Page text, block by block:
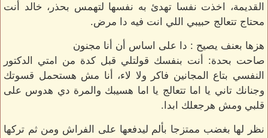
القديمة، اخذت نفسا تهدئ به نفسها لتهمس بحذر، خالد أنت
محتاج تتعالج حبيبي اللي انت فيه دا مرض.
هزها بعنف يصيح : دا على اساس أن أنا مجنون
صاحت بحدة: أنت بنفسك قولتلي قبل كدة من امتي الدكتور
النفسي بتاع المجانين فاكر ولا لاء، أنا مش هستحمل قسوتك
وجنانك تاني يا اما تتعالج يا اما هسيبك والمرة دي هدوس على
قلبي ومش هرجعلك ابدا.
نظر لها بغضب ممتزجا بألم ليدفعها على الفراش ومن ثم تركها